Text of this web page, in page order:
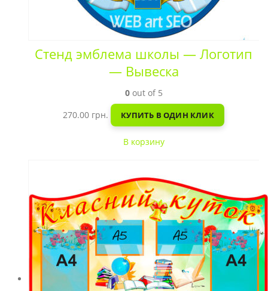
Стенд эмблема школы — Логотип
— Вывеска
0out of 5
270.00 грн. КУПИТЬ В ОДИН КЛИК
В корзину